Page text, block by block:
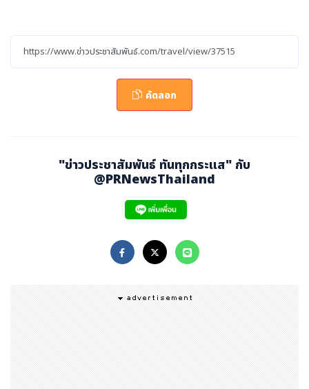
คัดลอก
"ข่าวประชาสัมพันธ์ ทันทุกกระแส" กับ
@PRNewsThailand